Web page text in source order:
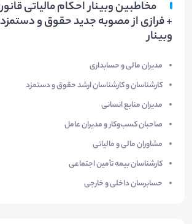
وبینار
مدیران مالی و حسابداری
کارشناسان و کارشناسان ارشد حقوق و دستمزد
مدیران منابع انسانی
صاحبان کسب‌وکار و مدیران عامل
مشاوران مالی و مالیاتی
کارشناسان بیمه تأمین اجتماعی
حسابرسان داخلی و خارجی